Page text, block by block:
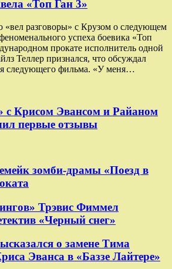
«Топ Ган 3»
«вел разговоры» с Крузом о следующем
успеха боевика «Топ
прокате исполнитель одной
Теллер признался, что обсуждал
следующего фильма. «У меня…
с Крисом Эвансом и Райаном
первые отзывы
зомби-драмы «Поезд в
Трэвис Фиммел
«Черный снег»
о замене Тима
Эванса в «Баззе Лайтере»